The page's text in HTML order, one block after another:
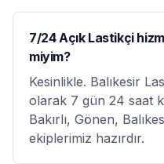
7/24 Açık Lastikçi
miyim?
Kesinlikle. Balıkesir
olarak 7 gün 24 saat
Bakırlı, Gönen,
ekiplerimiz hazırdır.